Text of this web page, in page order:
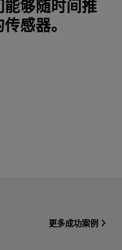
能够随时间推
感器。
更多成功案例